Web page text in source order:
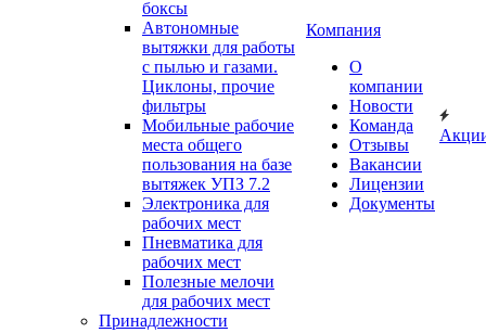
боксы
Автономные
вытяжки для работы
с пылью и газами.
Циклоны, прочие
фильтры
Мобильные рабочие
места общего
пользования на базе
вытяжек УПЗ 7.2
Электроника для
рабочих мест
Пневматика для
рабочих мест
Полезные мелочи
для рабочих мест
Принадлежности
Компания
О
компании
Новости
Команда
Отзывы
Вакансии
Лицензии
Документы